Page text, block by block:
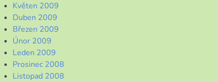
Květen 2009
Duben 2009
Březen 2009
Únor 2009
Leden 2009
Prosinec 2008
Listopad 2008